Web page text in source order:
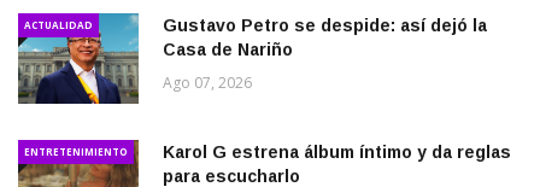
ACTUALIDAD
Gustavo Petro se despide: así dejó la
Casa de Nariño
Ago 07, 2026
ENTRETENIMIENTO
Karol G estrena álbum íntimo y da reglas
para escucharlo